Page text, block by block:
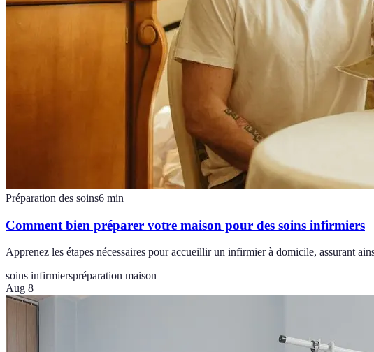
Préparation des soins6 min
Comment bien préparer votre maison pour des soins infirmiers
Apprenez les étapes nécessaires pour accueillir un infirmier à domicile, assurant
soins infirmierspréparation maison
Aug 8